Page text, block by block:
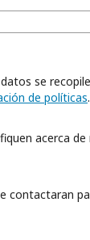
de políticas.